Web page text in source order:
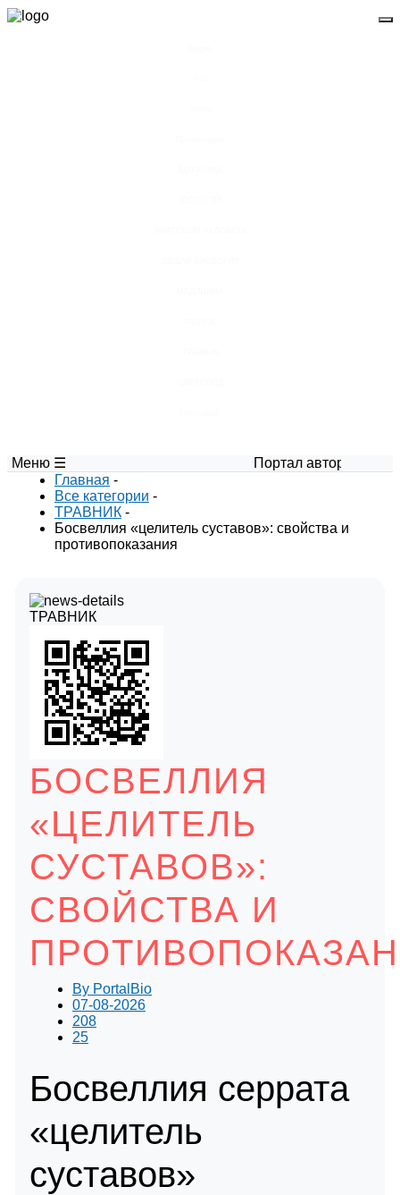
Меню ☰
Портал авторских материалов
Главная -
Все категории -
ТРАВНИК -
Босвеллия «целитель суставов»: свойства и
противопоказания
ТРАВНИК
БОСВЕЛЛИЯ
«ЦЕЛИТЕЛЬ
СУСТАВОВ»:
СВОЙСТВА И
By PortalBio
07-08-2026
208
25
Босвеллия серрата
«целитель
суставов»